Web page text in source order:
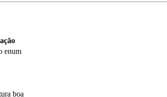
enum
boa